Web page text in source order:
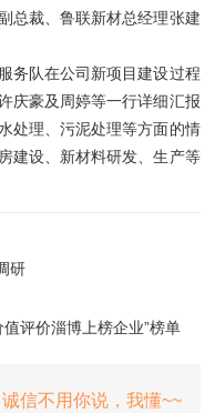
总裁、鲁联新材总经理张建
务队在公司新项目建设过程
庆豪及周婷等一行详细汇报
处理、污泥处理等方面的情
建设、新材料研发、生产等
研
评价淄博上榜企业”榜单
诚信不用你说，我懂~~